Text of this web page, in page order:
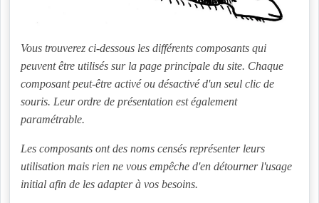
Vous trouverez ci-dessous les différents composants qui
peuvent être utilisés sur la page principale du site. Chaque
composant peut-être activé ou désactivé d'un seul clic de
souris. Leur ordre de présentation est également
paramétrable.
Les composants ont des noms censés représenter leurs
utilisation mais rien ne vous empêche d'en détourner l'usage
initial afin de les adapter à vos besoins.